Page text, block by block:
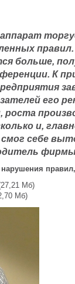
больше,
К
его
роста
и,
себе
Мб)
Мб)